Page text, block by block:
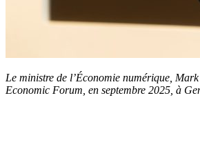
Le ministre de l’Économie numérique, Mark
Economic Forum, en septembre 2025, à